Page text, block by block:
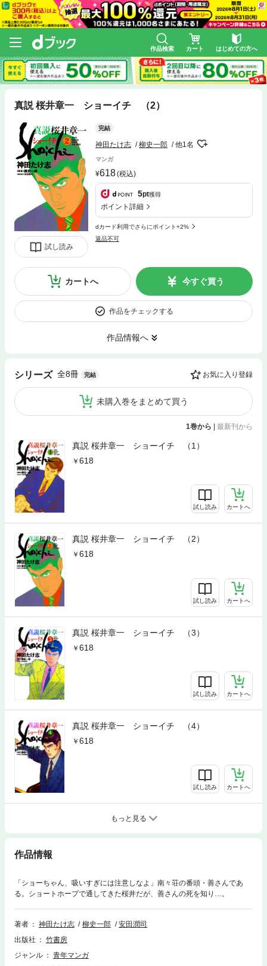
作品検索 カート はじめての方へ
真説 桜井章一 ショーイチ （2）
試し読み
完結
神田たけ志 柳史一郎 他1名
マンガ
618(税込)
5pt獲得
ポイント詳細
dカード利用でさらにポイント+2%
返品不可
カートへ 今すぐ買う
作品をチェックする
作品情報へ
シリーズ 全8冊 完結 お気に入り登録
未購入巻をまとめて買う
1巻から | 最新刊から
真説 桜井章一 ショーイチ （1）
618
試し読み カートへ
真説 桜井章一 ショーイチ （2）
618
試し読み カートへ
真説 桜井章一 ショーイチ （3）
618
試し読み カートへ
真説 桜井章一 ショーイチ （4）
618
試し読み カートへ
もっと見る
作品情報
「ショーちゃん、吸いすぎには注意しなよ」南々荘の番頭・善さんであ
る。ショートホープで通してきた桜井だが、善さんの死を知り…。
著者 神田たけ志 柳史一郎
安田潤司
出版社
竹書房
ジャンル
青年マンガ